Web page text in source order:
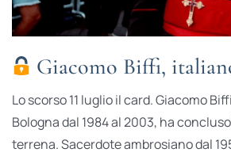
Giacomo Biffi,
Lo scorso 11 luglio il card. Giacomo
Bologna dal 1984 al 2003, ha
terrena. Sacerdote ambrosiano dal